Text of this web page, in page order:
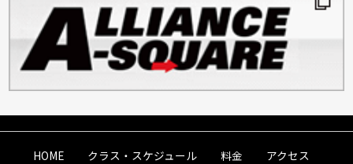
HOME クラス・スケジュール 料金
アクセス